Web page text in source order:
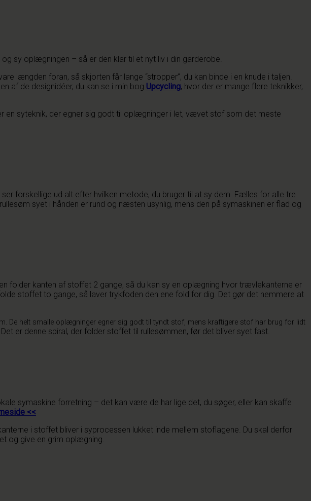
sy oplægningen – så er den klar til et nyt liv i din garderobe.
længden foran, så skjorten får lange “stropper”, du kan binde i en knude i taljen.
af de designidéer, du kan se i min bog Upcycling, hvor der er mange flere teknikker,
en syteknik, der egner sig godt til oplægninger i let, vævet stof som det meste
forskellige ud alt efter hvilken metode, du bruger til at sy dem. Fælles for alle tre
syet i hånden er rund og næsten usynlig, mens den på symaskinen er flad og
folder kanten af stoffet 2 gange, så du kan sy en oplægning hvor trævlekanterne er
stoffet to gange, så laver trykfoden den ene fold for dig. Det gør det nemmere at
De helt smalle oplægninger egner sig godt til tyndt stof, mens kraftigere stof har brug for lidt
er denne spiral, der folder stoffet til rullesømmen, før det bliver syet fast.
symaskine forretning – det kan være de har lige det, du søger, eller kan skaffe
<<
i stoffet bliver i syprocessen lukket inde mellem stoflagene. Du skal derfor
og give en grim oplægning.